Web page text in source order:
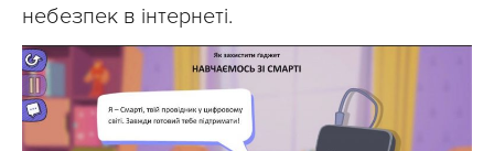
небезпек в інтернеті.